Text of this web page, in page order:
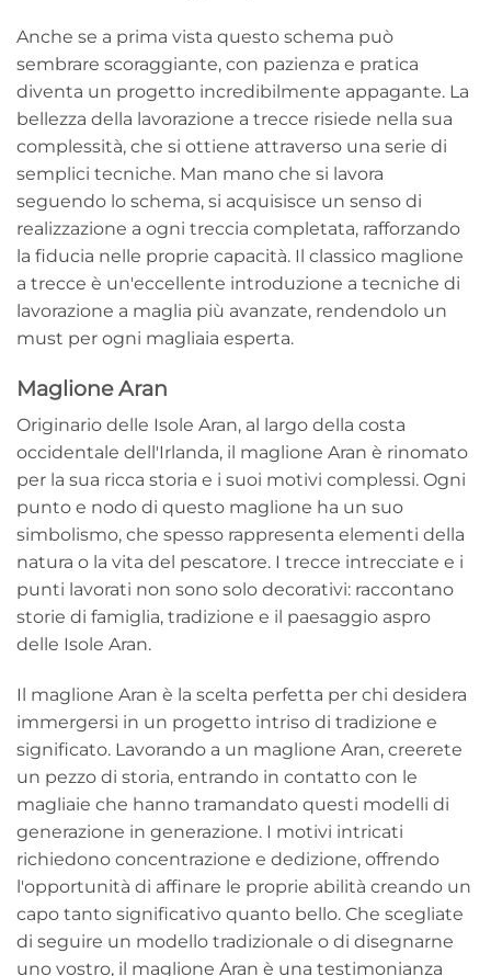
Anche se a prima vista questo schema può
sembrare scoraggiante, con pazienza e pratica
diventa un progetto incredibilmente appagante. La
bellezza della lavorazione a trecce risiede nella sua
complessità, che si ottiene attraverso una serie di
semplici tecniche. Man mano che si lavora
seguendo lo schema, si acquisisce un senso di
realizzazione a ogni treccia completata, rafforzando
la fiducia nelle proprie capacità. Il classico maglione
a trecce è un'eccellente introduzione a tecniche di
lavorazione a maglia più avanzate, rendendolo un
must per ogni magliaia esperta.
Maglione Aran
Originario delle Isole Aran, al largo della costa
occidentale dell'Irlanda, il maglione Aran è rinomato
per la sua ricca storia e i suoi motivi complessi. Ogni
punto e nodo di questo maglione ha un suo
simbolismo, che spesso rappresenta elementi della
natura o la vita del pescatore. I trecce intrecciate e i
punti lavorati non sono solo decorativi: raccontano
storie di famiglia, tradizione e il paesaggio aspro
delle Isole Aran.
Il maglione Aran è la scelta perfetta per chi desidera
immergersi in un progetto intriso di tradizione e
significato. Lavorando a un maglione Aran, creerete
un pezzo di storia, entrando in contatto con le
magliaie che hanno tramandato questi modelli di
generazione in generazione. I motivi intricati
richiedono concentrazione e dedizione, offrendo
l'opportunità di affinare le proprie abilità creando un
capo tanto significativo quanto bello. Che scegliate
di seguire un modello tradizionale o di disegnarne
uno vostro, il maglione Aran è una testimonianza